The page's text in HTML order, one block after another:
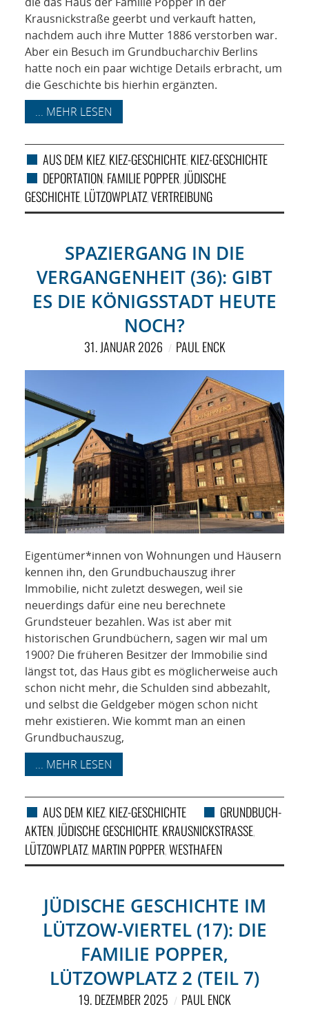
Krausnickstraße geerbt und verkauft hatten,
nachdem auch ihre Mutter 1886 verstorben war.
Aber ein Besuch im Grundbucharchiv Berlins
hatte noch ein paar wichtige Details erbracht, um
die Geschichte bis hierhin ergänzten.
... MEHR LESEN
AUS DEM KIEZ, KIEZ-GESCHICHTE, KIEZ-GESCHICHTE
DEPORTATION, FAMILIE POPPER,JÜDISCHE
GESCHICHTE, LÜTZOWPLATZ,VERTREIBUNG
SPAZIERGANG IN DIE
VERGANGENHEIT (36): GIBT
ES DIE KÖNIGSSTADT HEUTE
NOCH?
31. JANUAR 2026 PAUL ENCK
Eigentümer*innen von Wohnungen und Häusern
kennen ihn, den Grundbuchauszug ihrer
Immobilie, nicht zuletzt deswegen, weil sie
neuerdings dafür eine neu berechnete
Grundsteuer bezahlen. Was ist aber mit
historischen Grundbüchern, sagen wir mal um
1900? Die früheren Besitzer der Immobilie sind
längst tot, das Haus gibt es möglicherweise auch
schon nicht mehr, die Schulden sind abbezahlt,
und selbst die Geldgeber mögen schon nicht
mehr existieren. Wie kommt man an einen
Grundbuchauszug,
... MEHR LESEN
AUS DEM KIEZ, KIEZ-GESCHICHTE
GRUNDBUCH-
AKTEN, JÜDISCHE GESCHICHTE, KRAUSNICKSTRASSE ,
LÜTZOWPLATZ, MARTIN POPPER,WESTHAFEN
JÜDISCHE GESCHICHTE IM
LÜTZOW-VIERTEL (17): DIE
FAMILIE POPPER,
LÜTZOWPLATZ 2 (TEIL 7)
19. DEZEMBER 2025 PAUL ENCK